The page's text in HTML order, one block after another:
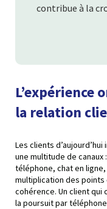
contribue à la
L’expérience
la relation
Les clients
une multitude de canaux
téléphone, chat en
multiplication des
cohérence. Un client qui
la poursuit par